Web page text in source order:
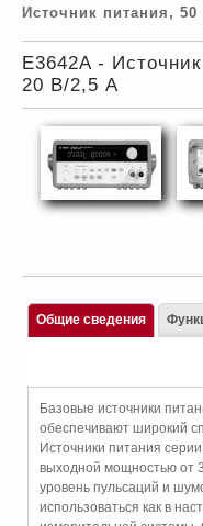
Источник питания,
E3642A -
20 В/2,5 А
Общие сведения
Базовые источники
обеспечивают широкий
Источники питания
выходной мощностью от
уровень пульсаций и
использоваться как в